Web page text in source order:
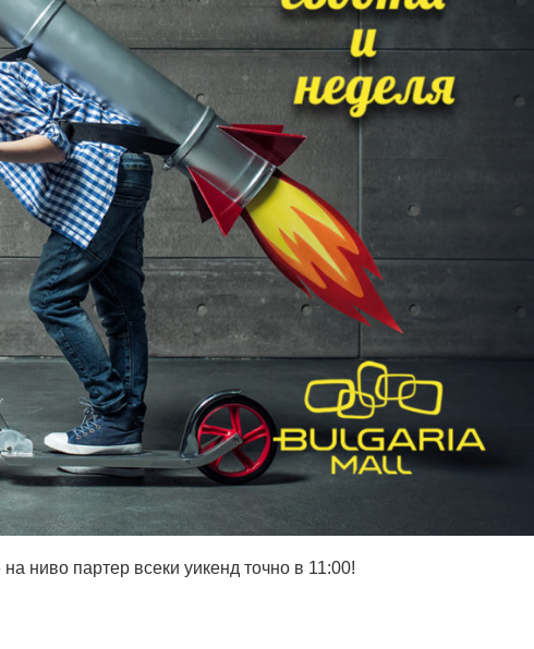
ниво партер всеки уикенд точно в 11:00!